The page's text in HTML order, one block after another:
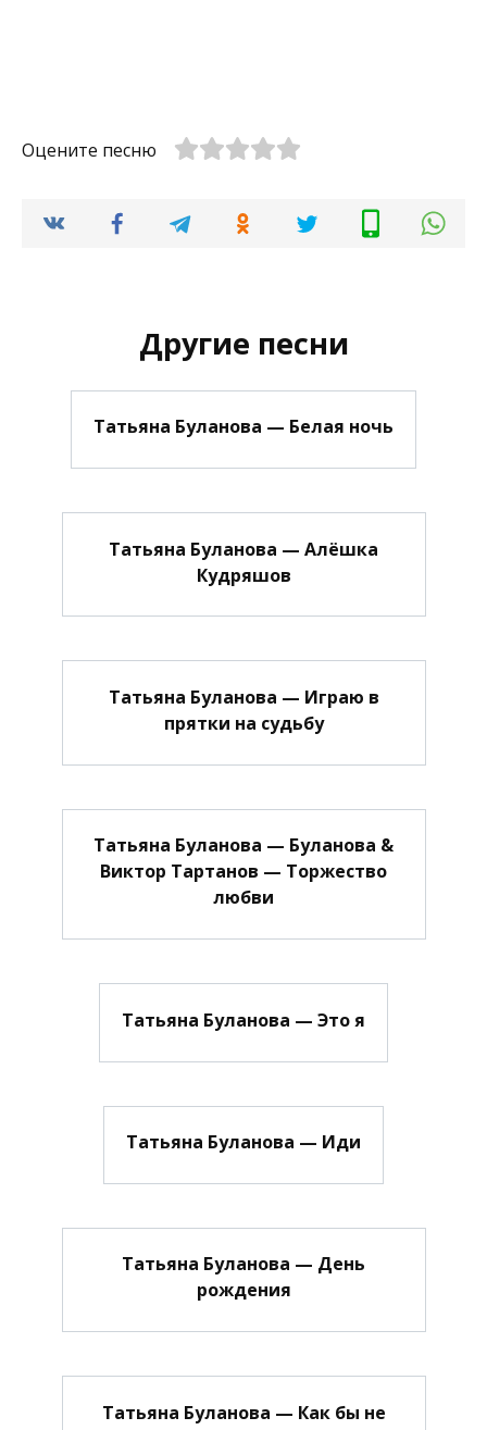
Оцените песню
Другие песни
Татьяна Буланова — Белая ночь
Татьяна Буланова — Алёшка
Кудряшов
Татьяна Буланова — Играю в
прятки на судьбу
Татьяна Буланова — Буланова &
Виктор Тартанов — Торжество
любви
Татьяна Буланова — Это я
Татьяна Буланова — Иди
Татьяна Буланова — День
рождения
Татьяна Буланова — Как бы не